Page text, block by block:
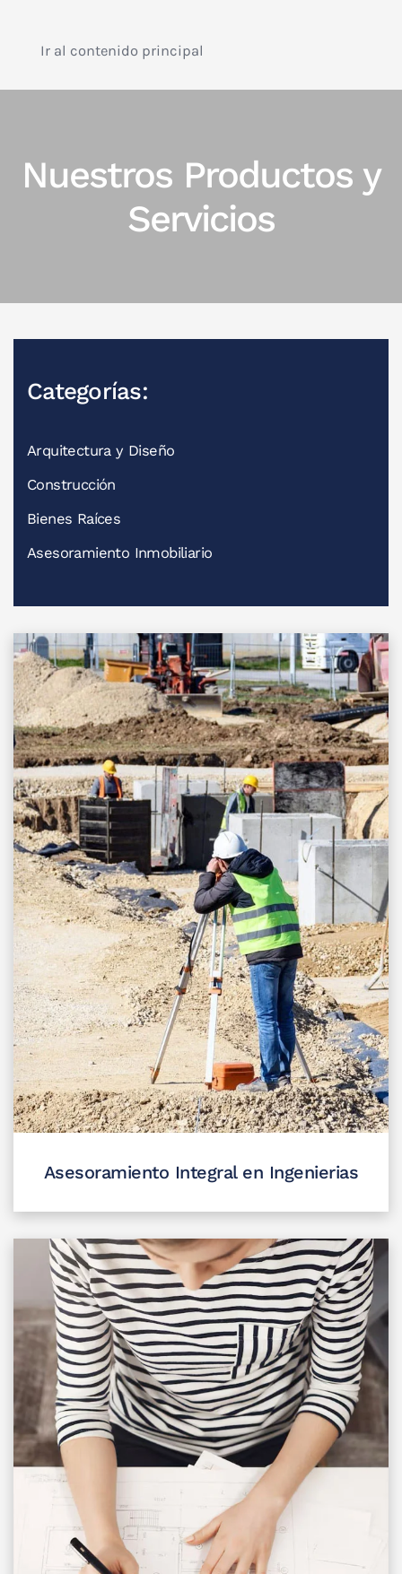
Ir al contenido principal
Nuestros Productos y
Servicios
Categorías:
Arquitectura y Diseño
Construcción
Bienes Raíces
Asesoramiento Inmobiliario
Asesoramiento Integral en Ingenierias